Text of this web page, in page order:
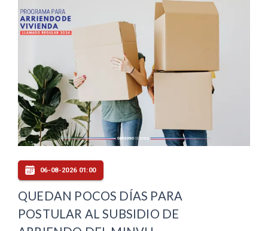
06-08-2026 01:00
QUEDAN POCOS DÍAS PARA
POSTULAR AL SUBSIDIO DE